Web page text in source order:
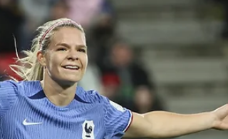
Aug 10, 2023
España sigue
haciendo historia en
el Mundial
España vence 2-1 a Holanda en prórroga y
avanza a semifinales